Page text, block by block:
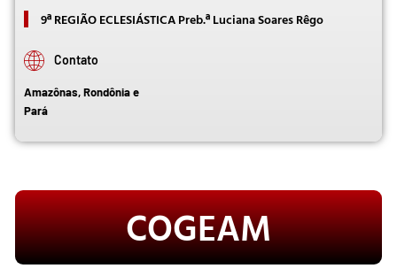
9ª REGIÃO ECLESIÁSTICA Preb.ª Luciana Soares Rêgo
Contato
Amazônas, Rondônia e
Pará
COGEAM